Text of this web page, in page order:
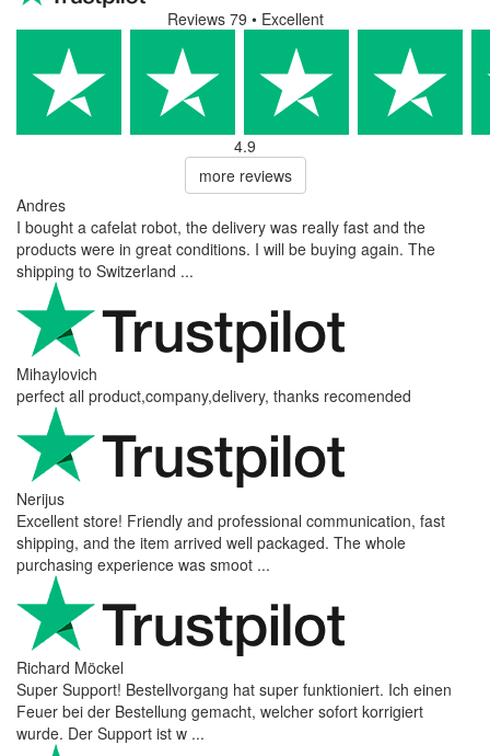
Reviews 79 • Excellent
4.9
more reviews
Andres
I bought a cafelat robot, the delivery was really fast and the
products were in great conditions. I will be buying again. The
shipping to Switzerland ...
Mihaylovich
perfect all product,company,delivery, thanks recomended
Nerijus
Excellent store! Friendly and professional communication, fast
shipping, and the item arrived well packaged. The whole
purchasing experience was smoot ...
Richard Möckel
Super Support! Bestellvorgang hat super funktioniert. Ich einen
Feuer bei der Bestellung gemacht, welcher sofort korrigiert
wurde. Der Support ist w ...